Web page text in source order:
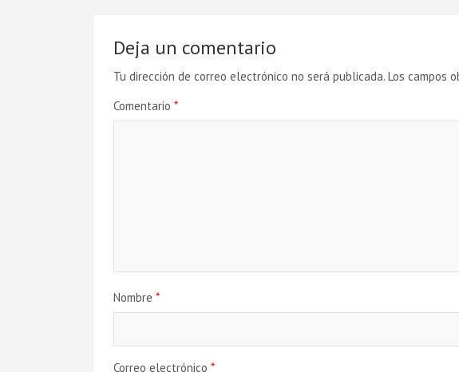
Deja un comentario
Tu dirección de correo electrónico no será publicada. Los campos
Comentario *
Nombre *
Correo electrónico *